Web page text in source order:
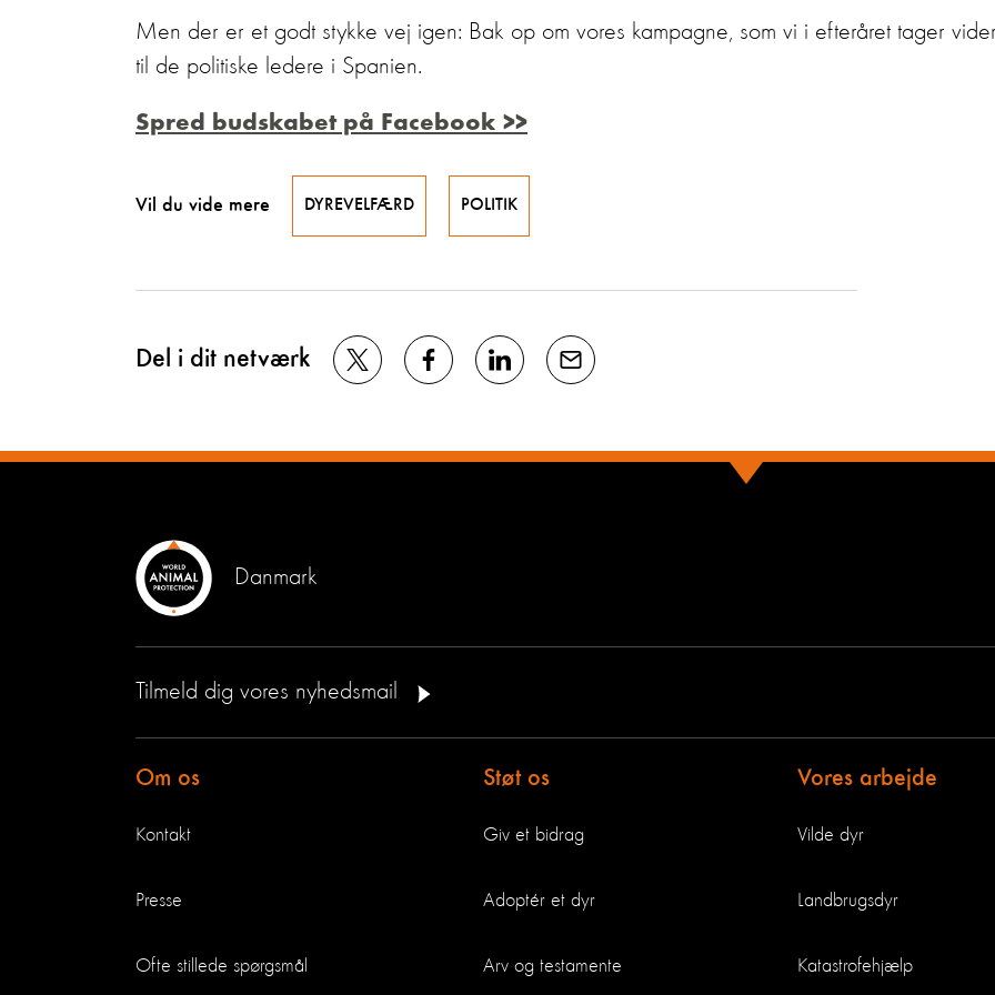
Men der er et godt stykke vej igen: Bak op om vores kampagne, som vi i efteråret tager
til de politiske ledere i Spanien.
Spred budskabet på Facebook >>
Vil du vide mere DYREVELFÆRD POLITIK
Del i dit netværk
Danmark
Tilmeld dig vores nyhedsmail
Om os
Kontakt
Presse
Ofte stillede spørgsmål
Støt os
Giv et bidrag
Adoptér et dyr
Arv og testamente
Vores arbejde
Vilde dyr
Landbrugsdyr
Katastrofehjælp